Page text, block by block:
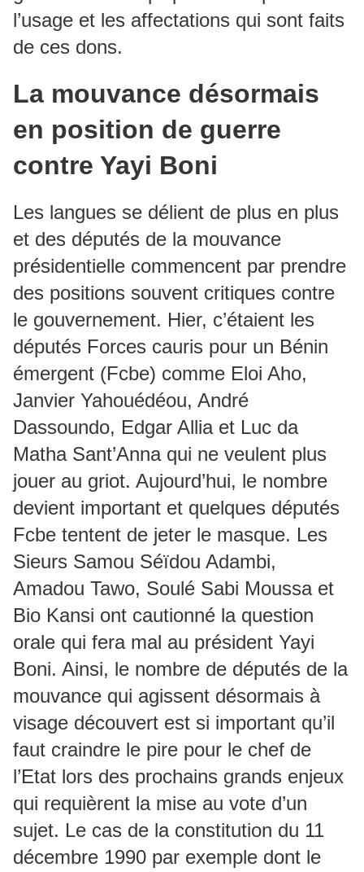
l’usage et les affectations qui sont faits
de ces dons.
La mouvance désormais
en position de guerre
contre Yayi Boni
Les langues se délient de plus en plus
et des députés de la mouvance
présidentielle commencent par prendre
des positions souvent critiques contre
le gouvernement. Hier, c’étaient les
députés Forces cauris pour un Bénin
émergent (Fcbe) comme Eloi Aho,
Janvier Yahouédéou, André
Dassoundo, Edgar Allia et Luc da
Matha Sant’Anna qui ne veulent plus
jouer au griot. Aujourd’hui, le nombre
devient important et quelques députés
Fcbe tentent de jeter le masque. Les
Sieurs Samou Séïdou Adambi,
Amadou Tawo, Soulé Sabi Moussa et
Bio Kansi ont cautionné la question
orale qui fera mal au président Yayi
Boni. Ainsi, le nombre de députés de la
mouvance qui agissent désormais à
visage découvert est si important qu’il
faut craindre le pire pour le chef de
l’Etat lors des prochains grands enjeux
qui requièrent la mise au vote d’un
sujet. Le cas de la constitution du 11
décembre 1990 par exemple dont le